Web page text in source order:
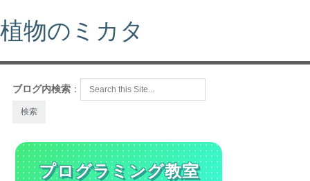
植物のミカタ
ブログ内検索 ：
プログラミング教室